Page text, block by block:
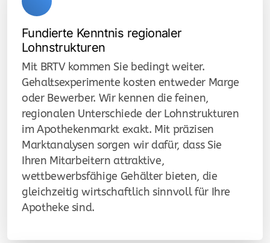
Fundierte Kenntnis regionaler
Lohnstrukturen
Mit BRTV kommen Sie bedingt weiter.
Gehaltsexperimente kosten entweder Marge
oder Bewerber. Wir kennen die feinen,
regionalen Unterschiede der Lohnstrukturen
im Apothekenmarkt exakt. Mit präzisen
Marktanalysen sorgen wir dafür, dass Sie
Ihren Mitarbeitern attraktive,
wettbewerbsfähige Gehälter bieten, die
gleichzeitig wirtschaftlich sinnvoll für Ihre
Apotheke sind.
pharma wholesalers
farmaceutický velkoobchod
farmaceutická logistika
lékárny